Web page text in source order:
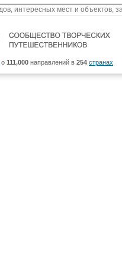
о 111,000 направлений в 254 странах